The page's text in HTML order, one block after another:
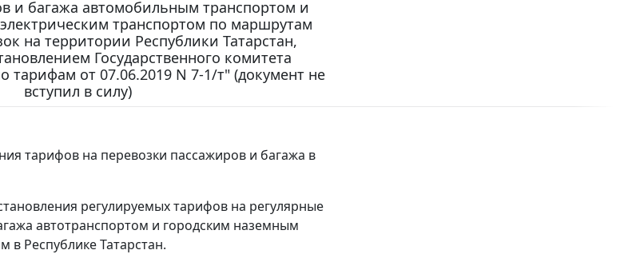
и багажа автомобильным транспортом и
транспортом по маршрутам
на территории Республики Татарстан,
Государственного комитета
тарифам от 07.06.2019 N 7-1/т" (документ не
вступил в силу)
тарифов на перевозки пассажиров и багажа в
регулируемых тарифов на регулярные
автотранспортом и городским наземным
в Республике Татарстан.